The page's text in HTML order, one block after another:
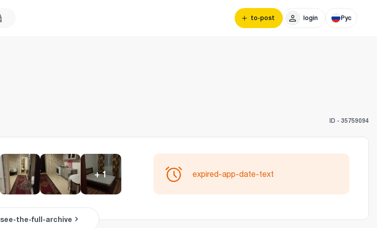
to-post login Рус
ID - 35759094
+1 expired-app-date-text
see-the-full-archive